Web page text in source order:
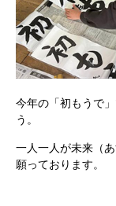
今年の「初もうで
う。
一人一人が未来（
願っております。